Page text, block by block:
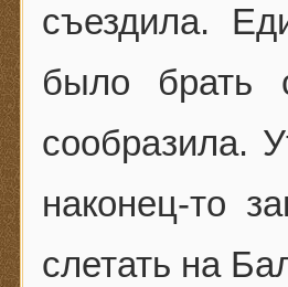
съездила.
было брать
сообразила.
наконец-то
слетать на